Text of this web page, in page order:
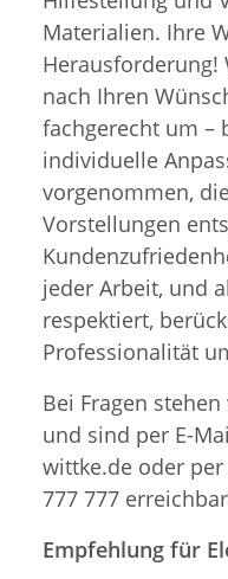
Materialien. Ihre
Herausforderung!
nach Ihren
fachgerecht um –
individuelle
vorgenommen,
Vorstellungen
jeder Arbeit, und
respektiert,
Professionalität
Bei Fragen
und sind per E-
wittke.de oder per
777 777
Empfehlung für